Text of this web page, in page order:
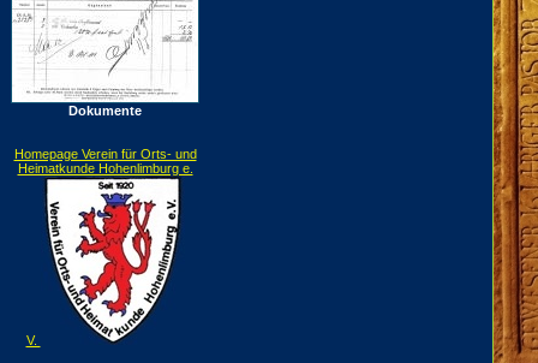
Dokumente
Homepage Verein für Orts- und
Heimatkunde Hohenlimburg e.
V.